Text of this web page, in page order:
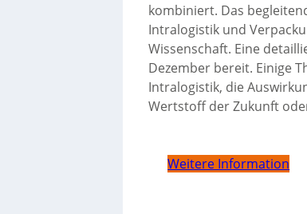
kombiniert. Das
Intralogistik und
Wissenschaft. Eine
Dezember bereit. Einige
Intralogistik, die
Wertstoff der Zukunft
Weitere Information